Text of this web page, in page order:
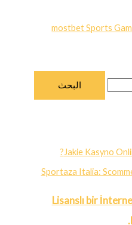
‎mostbet Sports
Jakie Kasyno
Sportaza Italia:
Lisanslı bir